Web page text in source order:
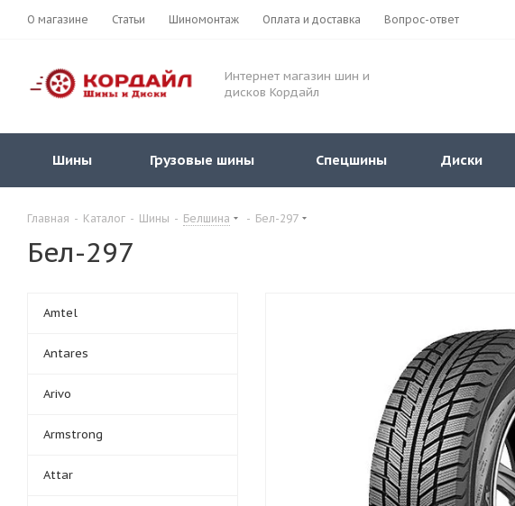
О магазине Статьи Шиномонтаж Оплата и доставка Вопрос-ответ
Интернет магазин шин и
дисков Кордайл
Шины Грузовые шины Спецшины Диски
Главная - Каталог - Шины - Белшина - Бел-297
Бел-297
Amtel
Antares
Arivo
Armstrong
Attar